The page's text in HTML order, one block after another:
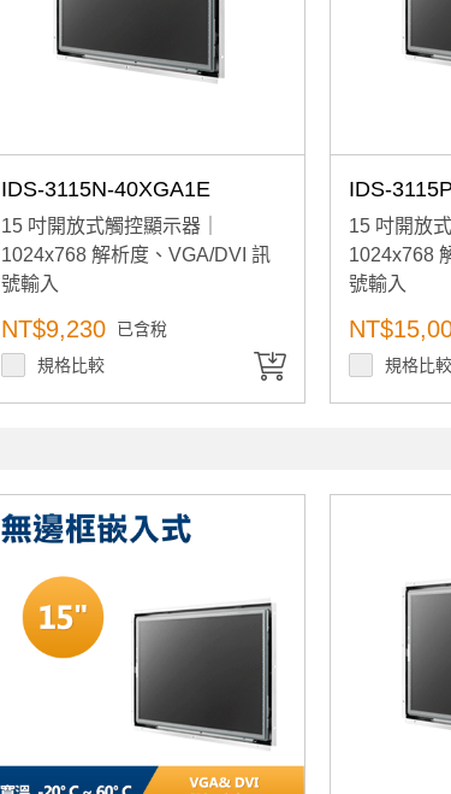
IDS-3115N-40XGA1E
15 吋開放式觸控顯示器｜
1024x768 解析度、VGA/DVI 訊
號輸入
NT$9,230
已含稅
規格比較
IDS-
15 吋開放
1024x768
號輸入
規格比較